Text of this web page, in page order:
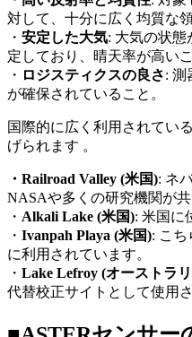
対して、十分に広く均質な
・ 安定した大気: 大気の状態
定しており、晴天率が高いこ
・ ロジスティクスの良さ: 測
が確保されていること。
国際的に広く利用されてい
げられます 。
・Railroad Valley (米国): ネ
NASAや多くの研究機関が
・ Alkali Lake (米国): 米国に
・ Ivanpah Playa (米国): こち
に利用されています。
・ Lake Lefroy (オーストラ
代替校正サイトとして使用